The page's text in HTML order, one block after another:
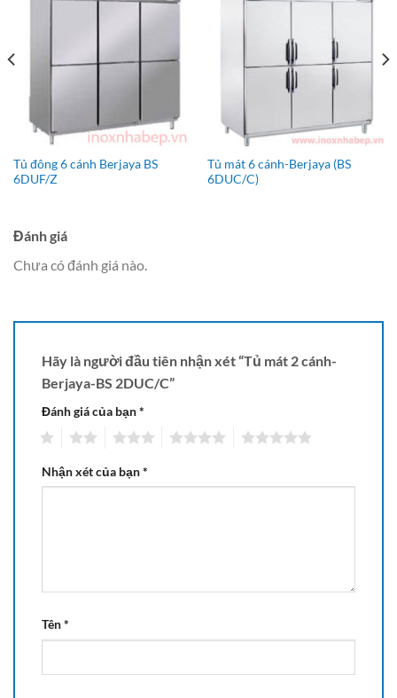
Tủ đông 6 cánh Berjaya BS
6DUF/Z
Tủ mát 6 cánh-Berjaya (BS
6DUC/C)
Đánh giá
Chưa có đánh giá nào.
Hãy là người đầu tiên nhận xét “Tủ mát 2 cánh-
Berjaya-BS 2DUC/C”
Đánh giá của bạn*
Nhận xét của bạn*
Tên*